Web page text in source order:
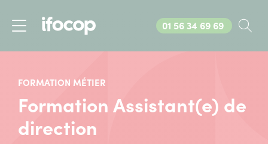
Appelez-nous au
01 56 34 69 69
FORMATION MÉTIER
Formation Assistant(e) de
direction